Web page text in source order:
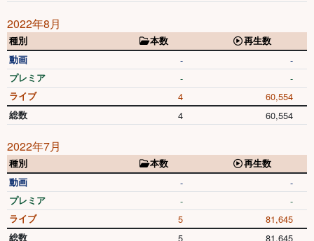
2022年8月
種別 本数
再生数
動画
- -
プレミア - -
ライブ 4 60,554
総数 4 60,554
2022年7月
種別 本数
再生数
動画
- -
プレミア - -
ライブ 5 81,645
総数 5 81,645